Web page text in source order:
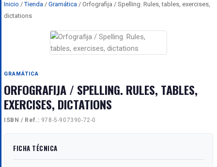
Inicio /Tienda / Gramática / Orfografija / Spelling. Rules, tables, exercises,
dictations
GRAMÁTICA
ORFOGRAFIJA / SPELLING. RULES, TABLES,
EXERCISES, DICTATIONS
ISBN / Ref.: 978-5-907390-72-0
FICHA TÉCNICA